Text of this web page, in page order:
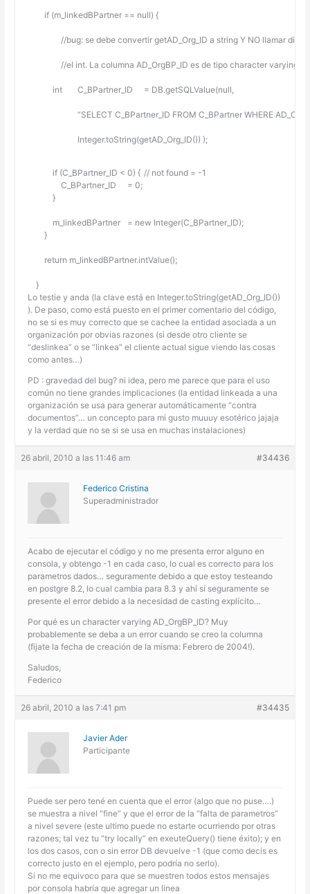
        if (m_linkedBPartner == null) {
//bug: se debe convertir getAD_Org_ID a string Y NO llamar
//el int. La columna AD_OrgBP_ID es de tipo character varying
            int	C_BPartner_ID	= DB.getSQLValue(null,
“SELECT C_BPartner_ID FROM C_BPartner WHERE
            		Integer.toString(getAD_Org_ID()) );
            if (C_BPartner_ID < 0) {	// not found = -1
                C_BPartner_ID	= 0;
            }
            m_linkedBPartner	= new Integer(C_BPartner_ID);
        }
        return m_linkedBPartner.intValue();
Lo testie y anda (la clave está en Integer.toString(getAD_Org_ID())
). De paso, como está puesto en el primer comentario del código,
no se si es muy correcto que se cachee la entidad asociada a un
organización por obvias razones (si desde otro cliente se
“deslinkea” o se “linkea” el cliente actual sigue viendo las cosas
como antes…)
PD : gravedad del bug? ni idea, pero me parece que para el uso
común no tiene grandes implicaciones (la entidad linkeada a una
organización se usa para generar automáticamente “contra
documentos”… un concepto para mi gusto muuuy esotérico jajaja
y la verdad que no se si se usa en muchas instalaciones)
26 abril, 2010 a las 11:46 am #34436
Federico Cristina
Superadministrador
Acabo de ejecutar el código y no me presenta error alguno en
consola, y obtengo -1 en cada caso, lo cual es correcto para los
parametros dados… seguramente debido a que estoy testeando
en postgre 8.2, lo cual cambia para 8.3 y ahí sí seguramente se
presente el error debido a la necesidad de casting explícito…
Por qué es un character varying AD_OrgBP_ID? Muy
probablemente se deba a un error cuando se creo la columna
(fijate la fecha de creación de la misma: Febrero de 2004!).
Saludos,
Federico
26 abril, 2010 a las 7:41 pm #34435
Javier Ader
Participante
Puede ser pero tené en cuenta que el error (algo que no puse….)
se muestra a nivel “fine” y que el error de la “falta de parametros”
a nivel severe (este ultimo puede no estarte ocurriendo por otras
razones; tal vez tu “try locally” en exeuteQuery() tiene éxito); y en
los dos casos, con o sin error DB devuelve -1 (que como decís es
correcto justo en el ejemplo, pero podría no serlo).
Si no me equivoco para que se muestren todos estos mensajes
por consola habría que agregar un linea